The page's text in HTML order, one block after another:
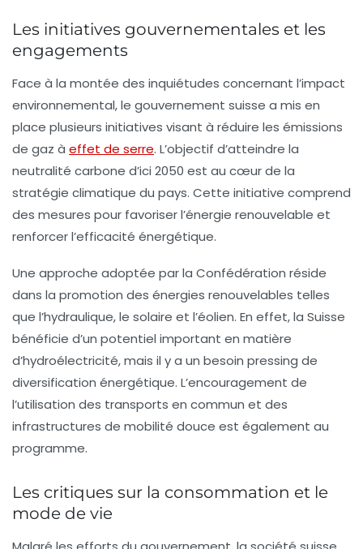
Les initiatives gouvernementales et les
engagements
Face à la montée des inquiétudes concernant l’impact
environnemental, le gouvernement suisse a mis en
place plusieurs initiatives visant à réduire les émissions
de gaz à effet de serre. L’objectif d’atteindre la
neutralité carbone d’ici 2050 est au cœur de la
stratégie climatique du pays. Cette initiative comprend
des mesures pour favoriser l’énergie renouvelable et
renforcer l’efficacité énergétique.
Une approche adoptée par la Confédération réside
dans la promotion des énergies renouvelables telles
que l’hydraulique, le solaire et l’éolien. En effet, la Suisse
bénéficie d’un potentiel important en matière
d’hydroélectricité, mais il y a un besoin pressing de
diversification énergétique. L’encouragement de
l’utilisation des transports en commun et des
infrastructures de mobilité douce est également au
programme.
Les critiques sur la consommation et le
mode de vie